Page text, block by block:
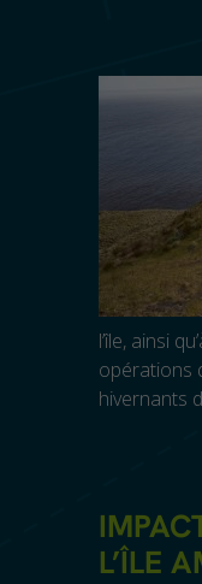
l’île, ainsi
opérations
hivernants
L’ÎLE